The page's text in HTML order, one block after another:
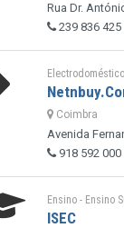
Rua Dr.
239 836 425
Coimbra
Avenida
918 592 000
Ensino - Ensino
ISEC